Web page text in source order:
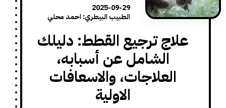
2025-09-29
الطبيب البيطري: احمد محلي
ترجيع القطط: دليلك
الشامل عن أسبابه،
العلاجات، والاسعافات